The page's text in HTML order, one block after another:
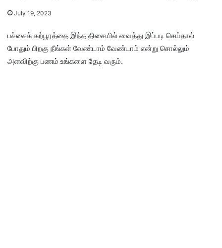
July 19, 2023
பச்சைக் கற்பூரத்தை இந்த திசையில் வைத்து இப்படி செய்தால்
போதும் பிறகு நீங்கள் வேண்டாம் வேண்டாம் என்று சொல்லும்
அளவிற்கு பணம் உங்களை தேடி வரும்.